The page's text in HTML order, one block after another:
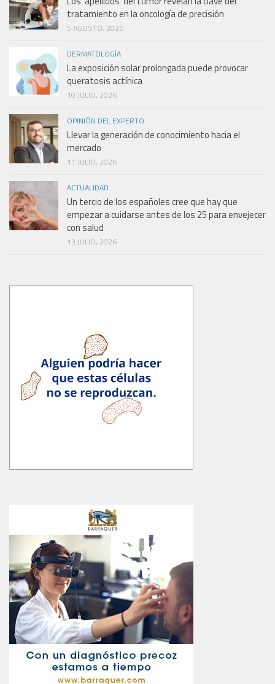
tratamiento en la oncología de precisión
5 AGOSTO, 2026
DERMATOLOGÍA
La exposición solar prolongada puede provocar
queratosis actínica
10 JULIO, 2026
OPINIÓN DEL EXPERTO
Llevar la generación de conocimiento hacia el
mercado
11 JULIO, 2026
ACTUALIDAD
Un tercio de los españoles cree que hay que
empezar a cuidarse antes de los 25 para envejecer
con salud
13 JULIO, 2026